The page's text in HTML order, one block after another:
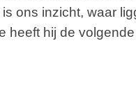
ons inzicht, waar
heeft hij de